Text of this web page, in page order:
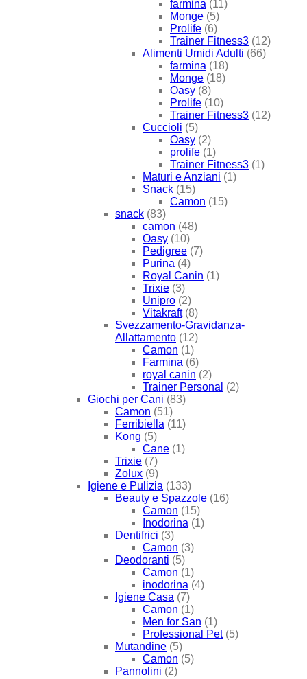
farmina (11)
Monge (5)
Prolife (6)
Trainer Fitness3 (12)
Alimenti Umidi Adulti (66)
farmina (18)
Monge (18)
Oasy (8)
Prolife (10)
Trainer Fitness3 (12)
Cuccioli (5)
Oasy (2)
prolife (1)
Trainer Fitness3 (1)
Maturi e Anziani (1)
Snack (15)
Camon (15)
snack (83)
camon (48)
Oasy (10)
Pedigree (7)
Purina (4)
Royal Canin (1)
Trixie (3)
Unipro (2)
Vitakraft (8)
Svezzamento-Gravidanza-
Allattamento (12)
Camon (1)
Farmina (6)
royal canin (2)
Trainer Personal (2)
Giochi per Cani (83)
Camon (51)
Ferribiella (11)
Kong (5)
Cane (1)
Trixie (7)
Zolux (9)
Igiene e Pulizia (133)
Beauty e Spazzole (16)
Camon (15)
Inodorina (1)
Dentifrici (3)
Camon (3)
Deodoranti (5)
Camon (1)
inodorina (4)
Igiene Casa (7)
Camon (1)
Men for San (1)
Professional Pet (5)
Mutandine (5)
Camon (5)
Pannolini (2)